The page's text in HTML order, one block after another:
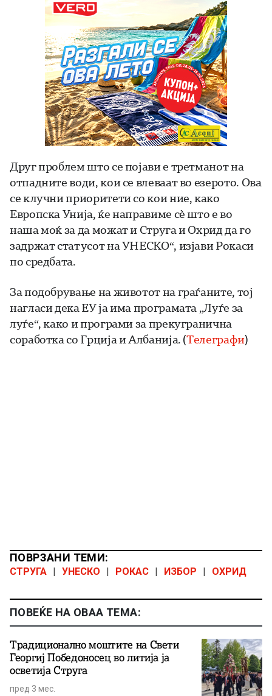
Друг проблем што се појави е третманот на
отпадните води, кои се влеваат во езерото. Ова
се клучни приоритети со кои ние, како
Европска Унија, ќе направиме сè што е во
наша моќ за да можат и Струга и Охрид да го
задржат статусот на УНЕСКО“, изјави Рокаси
по средбата.
За подобрување на животот на граѓаните, тој
нагласи дека ЕУ ја има програмата „Луѓе за
луѓе“, како и програми за прекугранична
соработка со Грција и Албанија. (Телеграфи)
ПОВРЗАНИ ТЕМИ:
СТРУГА УНЕСКО РОКАС ИЗБОР ОХРИД
ПОВЕЌЕ НА ОВАА ТЕМА:
Традиционално моштите на Свети
Георгиј Победоносец во литија ја
осветија Струга
пред 3 мес.